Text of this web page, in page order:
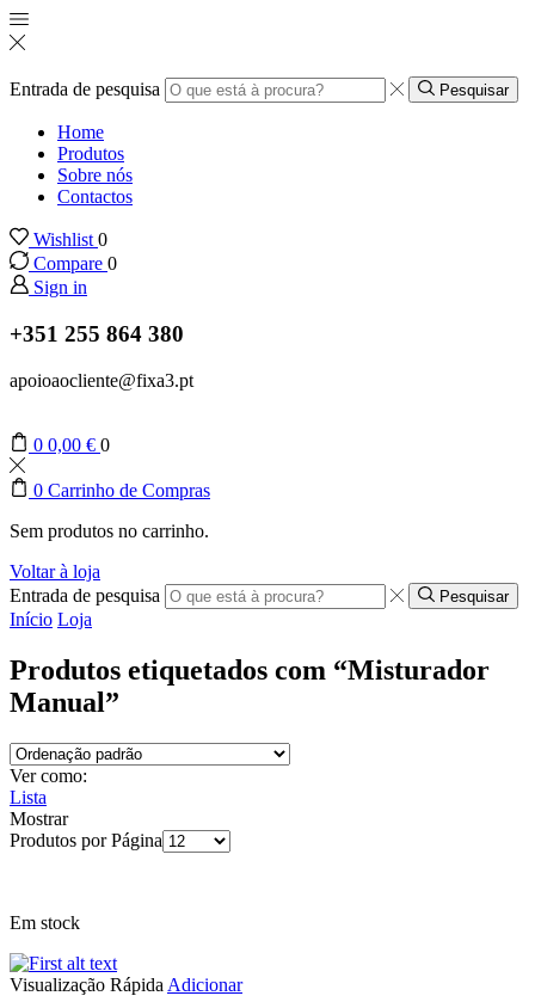
Entrada de pesquisa Pesquisar
Home
Produtos
Sobre nós
Contactos
Wishlist 0
Compare 0
Sign in
+351 255 864 380
apoioaocliente@fixa3.pt
0 0,00 € 0
0 Carrinho de Compras
Sem produtos no carrinho.
Voltar à loja
Entrada de pesquisa
Pesquisar
Início Loja
Produtos etiquetados com “Misturador
Manual”
Ver como:
Lista
Mostrar
Produtos por Página
Em stock
Visualização Rápida Adicionar